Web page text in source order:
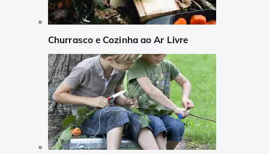
Churrasco e Cozinha ao Ar Livre